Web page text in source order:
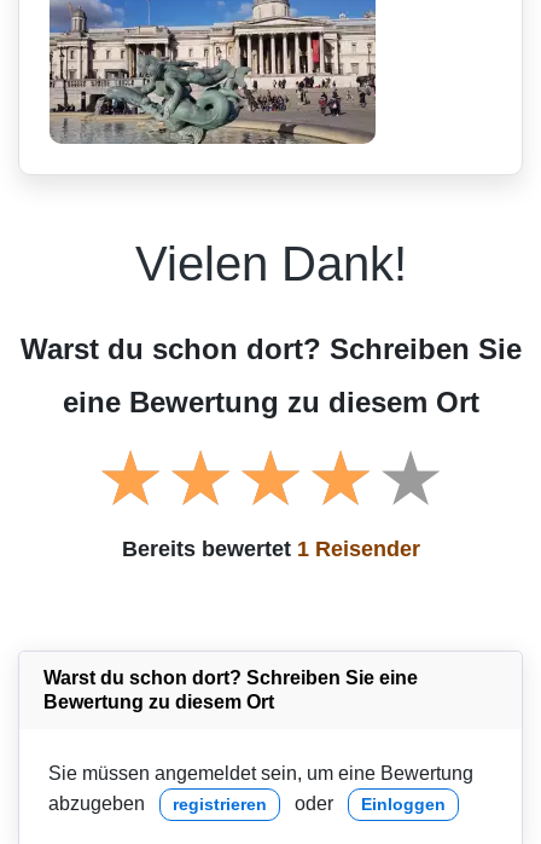
Vielen Dank!
Warst du schon dort? Schreiben Sie
eine Bewertung zu diesem Ort
Bereits bewertet 1 Reisender
Warst du schon dort? Schreiben Sie eine
Bewertung zu diesem Ort
Sie müssen angemeldet sein, um eine Bewertung
abzugeben
registrieren oder Einloggen